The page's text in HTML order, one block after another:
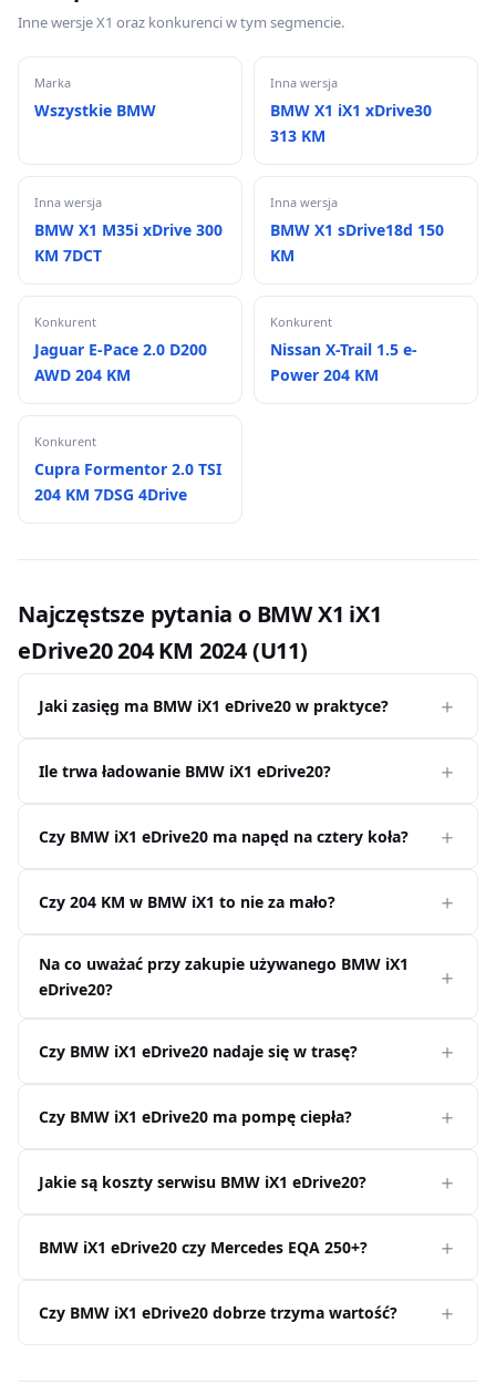
Inne wersje X1 oraz konkurenci w tym segmencie.
Marka
Wszystkie BMW
Inna wersja
BMW X1 iX1 xDrive30
313 KM
Inna wersja
BMW X1 M35i xDrive 300
KM 7DCT
Inna wersja
BMW X1 sDrive18d 150
KM
Konkurent
Jaguar E-Pace 2.0 D200
AWD 204 KM
Konkurent
Nissan X-Trail 1.5 e-
Power 204 KM
Konkurent
Cupra Formentor 2.0 TSI
204 KM 7DSG 4Drive
Najczęstsze pytania o BMW X1 iX1
eDrive20 204 KM 2024 (U11)
Jaki zasięg ma BMW iX1 eDrive20 w praktyce?
Ile trwa ładowanie BMW iX1 eDrive20?
Czy BMW iX1 eDrive20 ma napęd na cztery koła?
Czy 204 KM w BMW iX1 to nie za mało?
Na co uważać przy zakupie używanego BMW iX1
eDrive20?
Czy BMW iX1 eDrive20 nadaje się w trasę?
Czy BMW iX1 eDrive20 ma pompę ciepła?
Jakie są koszty serwisu BMW iX1 eDrive20?
BMW iX1 eDrive20 czy Mercedes EQA 250+?
Czy BMW iX1 eDrive20 dobrze trzyma wartość?